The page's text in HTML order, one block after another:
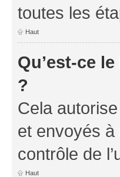
toutes les
Haut
Qu’est-ce
?
Cela
et envoyés
contrôle de
Haut